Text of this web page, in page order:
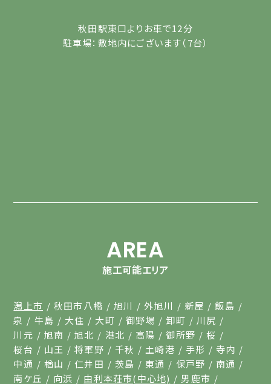
秋田駅東口よりお車で12分
駐車場：敷地内にございます（7台）
AREA
施工可能エリア
潟上市 秋田市八橋 旭川 外旭川 新屋
飯島
泉
牛島 大住 大町 御野場 卸町
川尻
川元
旭南 旭北 港北 高陽 御所野
桜
桜台
山王 将軍野 千秋 土崎港 手形
寺内
中通
楢山 仁井田 茨島 東通 保戸野
南通
南ケ丘
向浜 由利本荘市(中心地) 男鹿市